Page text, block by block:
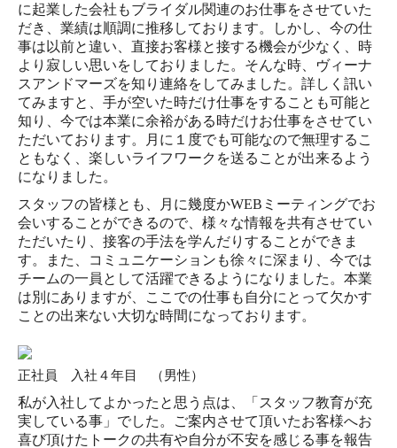
に起業した会社もブライダル関連のお仕事をさせていた
だき、業績は順調に推移しております。しかし、今の仕
事は以前と違い、直接お客様と接する機会が少なく、時
より寂しい思いをしておりました。そんな時、ヴィーナ
スアンドマーズを知り連絡をしてみました。詳しく訊い
てみますと、手が空いた時だけ仕事をすることも可能と
知り、今では本業に余裕がある時だけお仕事をさせてい
ただいております。月に１度でも可能なので無理するこ
ともなく、楽しいライフワークを送ることが出来るよう
になりました。
スタッフの皆様とも、月に幾度かWEBミーティングでお
会いすることができるので、様々な情報を共有させてい
ただいたり、接客の手法を学んだりすることができま
す。また、コミュニケーションも徐々に深まり、今では
チームの一員として活躍できるようになりました。本業
は別にありますが、ここでの仕事も自分にとって欠かす
ことの出来ない大切な時間になっております。
正社員 入社４年目 （男性）
私が入社してよかったと思う点は、「スタッフ教育が充
実している事」でした。ご案内させて頂いたお客様へお
喜び頂けたトークの共有や自分が不安を感じる事を報告